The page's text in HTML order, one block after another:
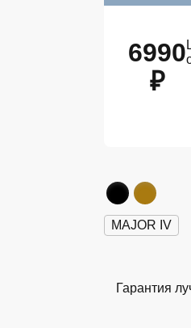
6990
₽
MAJOR IV
Гарантия